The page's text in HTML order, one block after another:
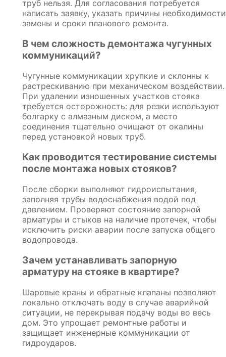
труб нельзя. Для согласования потребуется
написать заявку, указать причины необходимости
замены и сроки планового ремонта.
В чем сложность демонтажа чугунных
коммуникаций?
Чугунные коммуникации хрупкие и склонны к
растрескиванию при механическом воздействии.
При удалении изношенных участков стояка
требуется осторожность: для резки используют
болгарку с алмазным диском, а место
соединения тщательно очищают от окалины
перед установкой новых труб.
Как проводится тестирование системы
после монтажа новых стояков?
После сборки выполняют гидроиспытания,
заполняя трубы водоснабжения водой под
давлением. Проверяют состояние запорной
арматуры и стыков на наличие протечек, чтобы
исключить риски аварии после запуска общего
водопровода.
Зачем устанавливать запорную
арматуру на стояке в квартире?
Шаровые краны и обратные клапаны позволяют
локально отключать воду в случае аварийной
ситуации, не перекрывая подачу воды во весь
дом. Это упрощает ремонтные работы и
защищает инженерные коммуникации от
гидроударов.